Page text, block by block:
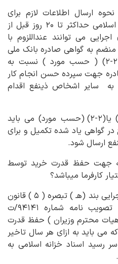
ارسال اطلاعات لازم برای
واگذاری و پذیرش اسناد خزانه اسلامی حداکثر تا ۲۰ روز قبل از
می توانند عنداللزوم با
و ارسال فرم شماره (۷) منضم به گواهی صادره بانک ملی
ایران و فرم شماره (۱-۲) و (۲-۲) ( حسب مورد ) نسبت به
جهت سپرده حسن انجام کار
با کد معاملاتی حاک ۵۵۵۵۵ به سایر اشخاص ذینفع اقدام
ضمناً فرم های شماره (۱-۲) یا(۲-۲) (حسب مورد) می باید
گواهی یاد شده تکمیل و برای
ارسال شود.
سالیانه جهت حفظ قدرت خرید توسط
کارفرما میباشد؟
به استناد اصلاحیه آیین نامه اجرایی بند (هـ ) تبصره ( ۵ ) قانون
بودجه سال ۱۳۹۷ ( موضوع تصویب نامه شماره ۹۴۱۴۱/ت
هـ مورخ ۱۷/۷/۱۳۹۷ هیات محترم وزیران ) حفظ قدرت
۱۵% است که می باید به ازای هر سال تاخیر
رسید اسناد خزانه اسلامی به